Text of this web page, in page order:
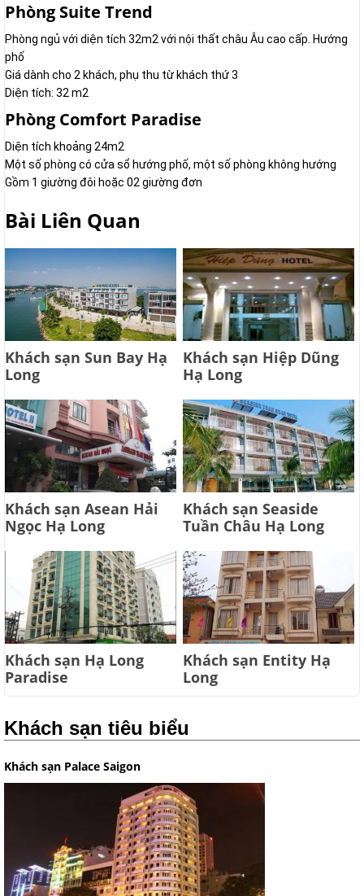
Phòng Suite Trend
Phòng ngủ với diện tích 32m2 với nội thất châu Âu cao cấp. Hướng
phố
Giá dành cho 2 khách, phụ thu từ khách thứ 3
Diện tích: 32 m2
Phòng Comfort Paradise
Diện tích khoảng 24m2
Một số phòng có cửa sổ hướng phố, một số phòng không hướng
Gồm 1 giường đôi hoặc 02 giường đơn
Bài Liên Quan
Khách sạn Sun Bay Hạ
Long
Khách sạn Hiệp Dũng
Hạ Long
Khách sạn Asean Hải
Ngọc Hạ Long
Khách sạn Seaside
Tuần Châu Hạ Long
Khách sạn Hạ Long
Paradise
Khách sạn Entity Hạ
Long
Khách sạn tiêu biểu
Khách sạn Palace Saigon